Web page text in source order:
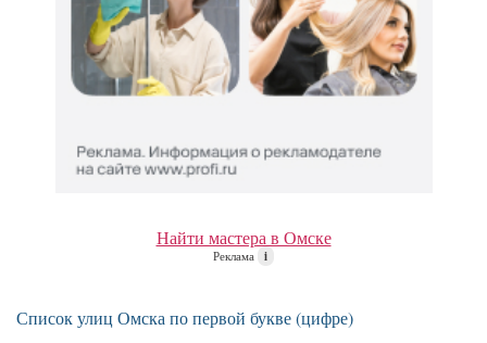
Найти мастера в Омске
Реклама i
Список улиц Омска по первой букве (цифре)